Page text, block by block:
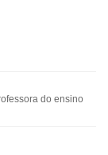
do ensino